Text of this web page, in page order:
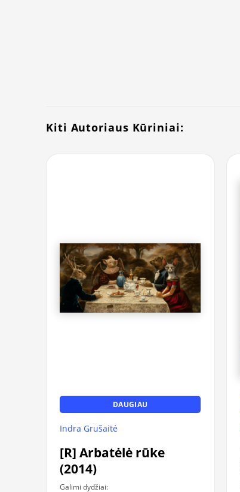
Kiti Autoriaus Kūriniai:
DAUGIAU
Indra Grušaitė
[R] Arbatėlė rūke
(2014)
Galimi dydžiai: